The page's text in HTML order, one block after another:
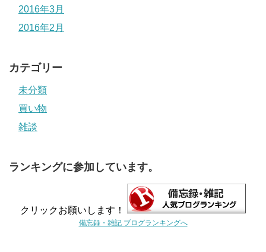
2016年3月
2016年2月
カテゴリー
未分類
買い物
雑談
ランキングに参加しています。
クリックお願いします！
備忘録・雑記 ブログランキングへ